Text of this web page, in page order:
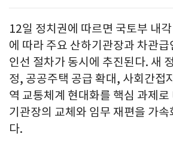
12일 정치권에 따르면 국토부 내
에 따라 주요 산하기관장과 차관
인선 절차가 동시에 추진된다. 새
정, 공공주택 공급 확대, 사회간접
역 교통체계 현대화를 핵심 과제
기관장의 교체와 임무 재편을 가속
다.